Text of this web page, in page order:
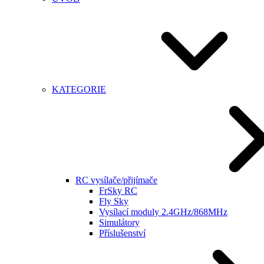
KATEGORIE
RC vysílače/přijímače
FrSky RC
Fly Sky
Vysílací moduly 2.4GHz/868MHz
Simulátory
Příslušenství